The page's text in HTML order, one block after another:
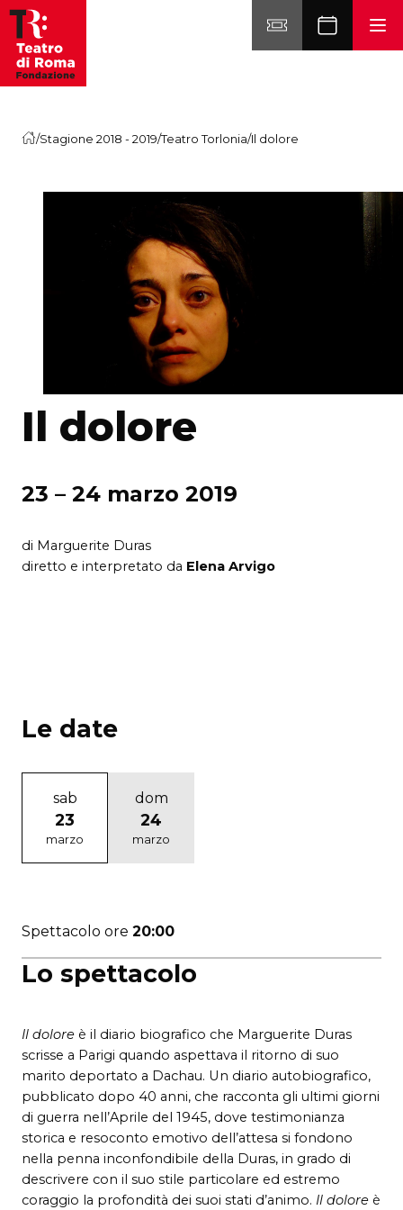
Vai al contenuto
/Stagione 2018 - 2019/Teatro Torlonia/Il dolore
Il dolore
23 – 24 marzo 2019
di Marguerite Duras
diretto e interpretato da Elena Arvigo
Lo spettacolo
Il dolore è il diario biografico che Marguerite Duras
scrisse a Parigi quando aspettava il ritorno di suo
marito deportato a Dachau. Un diario autobiografico,
pubblicato dopo 40 anni, che racconta gli ultimi giorni
di guerra nell’Aprile del 1945, dove testimonianza
storica e resoconto emotivo dell’attesa si fondono
nella penna inconfondibile della Duras, in grado di
descrivere con il suo stile particolare ed estremo
coraggio la profondità dei suoi stati d’animo. Il dolore è
Le date
sab
23
marzo
dom
24
marzo
Spettacolo ore 20:00